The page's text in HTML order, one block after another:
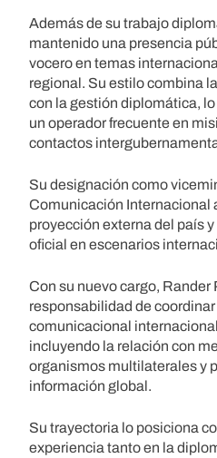
Además de su trabajo
mantenido una presencia
vocero en temas
regional. Su estilo combina
con la gestión diplomática,
un operador frecuente en
contactos
Su designación como
Comunicación Internacional
proyección externa del país
oficial en escenarios
Con su nuevo cargo, Rander
responsabilidad de
comunicacional
incluyendo la relación con
organismos multilaterales y
información global.
Su trayectoria lo posiciona
experiencia tanto en la